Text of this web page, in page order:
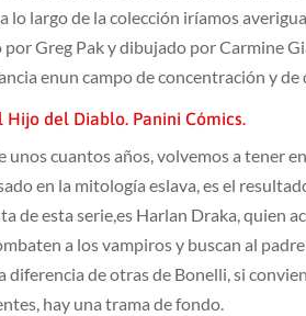
lo largo de la colección iríamos
Greg Pak y dibujado por Carmine
enun campo de concentración y
Hijo del Diablo. Panini Cómics.
unos cuantos años, volvemos a tener
en la mitología eslava, es el
de esta serie,es Harlan Draka, quien
a los vampiros y buscan al
diferencia de otras de Bonelli, si
hay una trama de fondo.